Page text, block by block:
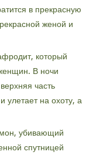
в прекрасную
женой и
который
В ночи
часть
улетает на охоту, а
убивающий
спутницей